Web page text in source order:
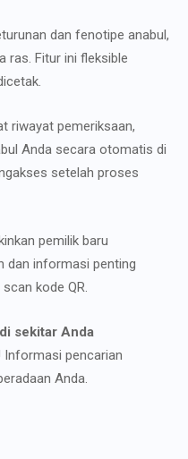
dan fenotipe anabul,
ras. Fitur ini fleksible
riwayat pemeriksaan,
Anda secara otomatis di
setelah proses
pemilik baru
dan informasi penting
kode QR.
sekitar Anda
Informasi pencarian
Anda.